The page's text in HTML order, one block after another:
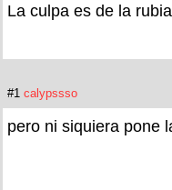
La culpa es de la
#1 calypssso
pero ni siquiera pone